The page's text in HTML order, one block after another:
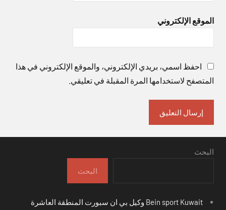
الموقع الإلكتروني
احفظ اسمي، بريدي الإلكتروني، والموقع الإلكتروني في هذا
المتصفح لاستخدامها المرة المقبلة في تعليقي.
البحث
البحث